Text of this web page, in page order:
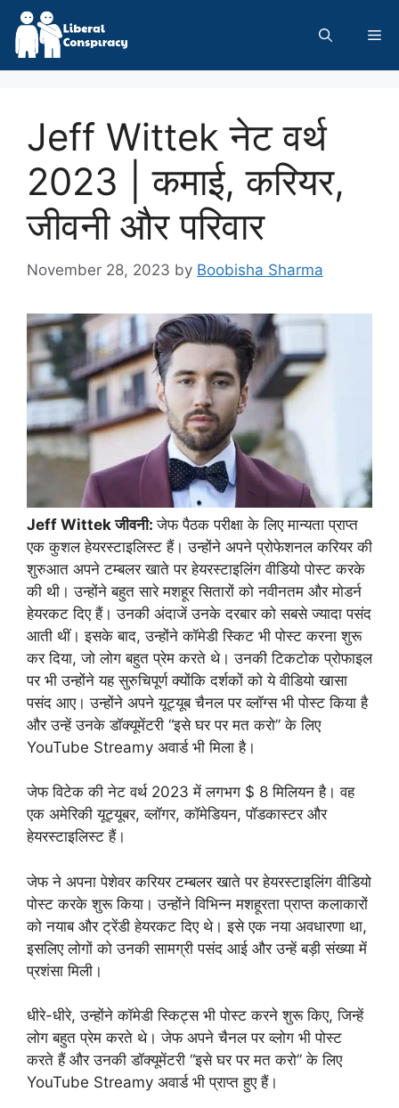
Skip
content
Jeff Wittek नेट वर्थ
2023 | कमाई, करियर,
जीवनी और परिवार
November 28, 2023 by Boobisha Sharma
Jeff Wittek जीवनी:जेफ पैठक परीक्षा के लिए मान्यता प्राप्त
एक कुशल हेयरस्टाइलिस्ट हैं। उन्होंने अपने प्रोफेशनल करियर की
शुरुआत अपने टम्बलर खाते पर हेयरस्टाइलिंग वीडियो पोस्ट करके
की थी। उन्होंने बहुत सारे मशहूर सितारों को नवीनतम और मोडर्न
हेयरकट दिए हैं। उनकी अंदाजें उनके दरबार को सबसे ज्यादा पसंद
आती थीं। इसके बाद, उन्होंने कॉमेडी स्किट भी पोस्ट करना शुरू
कर दिया, जो लोग बहुत प्रेम करते थे। उनकी टिकटोक प्रोफाइल
पर भी उन्होंने यह सुरुचिपूर्ण क्योंकि दर्शकों को ये वीडियो खासा
पसंद आए। उन्होंने अपने यूट्यूब चैनल पर व्लॉग्स भी पोस्ट किया है
और उन्हें उनके डॉक्यूमेंटरी “इसे घर पर मत करो” के लिए
YouTube Streamy अवार्ड भी मिला है।
जेफ विटेक की नेट वर्थ 2023 में लगभग $ 8 मिलियन है। वह
एक अमेरिकी यूट्यूबर, व्लॉगर, कॉमेडियन, पॉडकास्टर और
हेयरस्टाइलिस्ट हैं।
जेफ ने अपना पेशेवर करियर टम्बलर खाते पर हेयरस्टाइलिंग वीडियो
पोस्ट करके शुरू किया। उन्होंने विभिन्न मशहूरता प्राप्त कलाकारों
को नयाब और ट्रेंडी हेयरकट दिए थे। इसे एक नया अवधारणा था,
इसलिए लोगों को उनकी सामग्री पसंद आई और उन्हें बड़ी संख्या में
प्रशंसा मिली।
धीरे-धीरे, उन्होंने कॉमेडी स्किट्स भी पोस्ट करने शुरू किए, जिन्हें
लोग बहुत प्रेम करते थे। जेफ अपने चैनल पर व्लोग भी पोस्ट
करते हैं और उनकी डॉक्यूमेंटरी “इसे घर पर मत करो” के लिए
YouTube Streamy अवार्ड भी प्राप्त हुए हैं।